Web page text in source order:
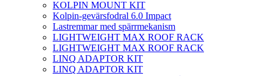
KOLPIN MOUNT KIT
Kolpin-gevärsfodral 6.0 Impact
Lastremmar med spärrmekanism
LIGHTWEIGHT MAX ROOF RACK
LIGHTWEIGHT MAX ROOF RACK
LINQ ADAPTOR KIT
LINQ ADAPTOR KIT